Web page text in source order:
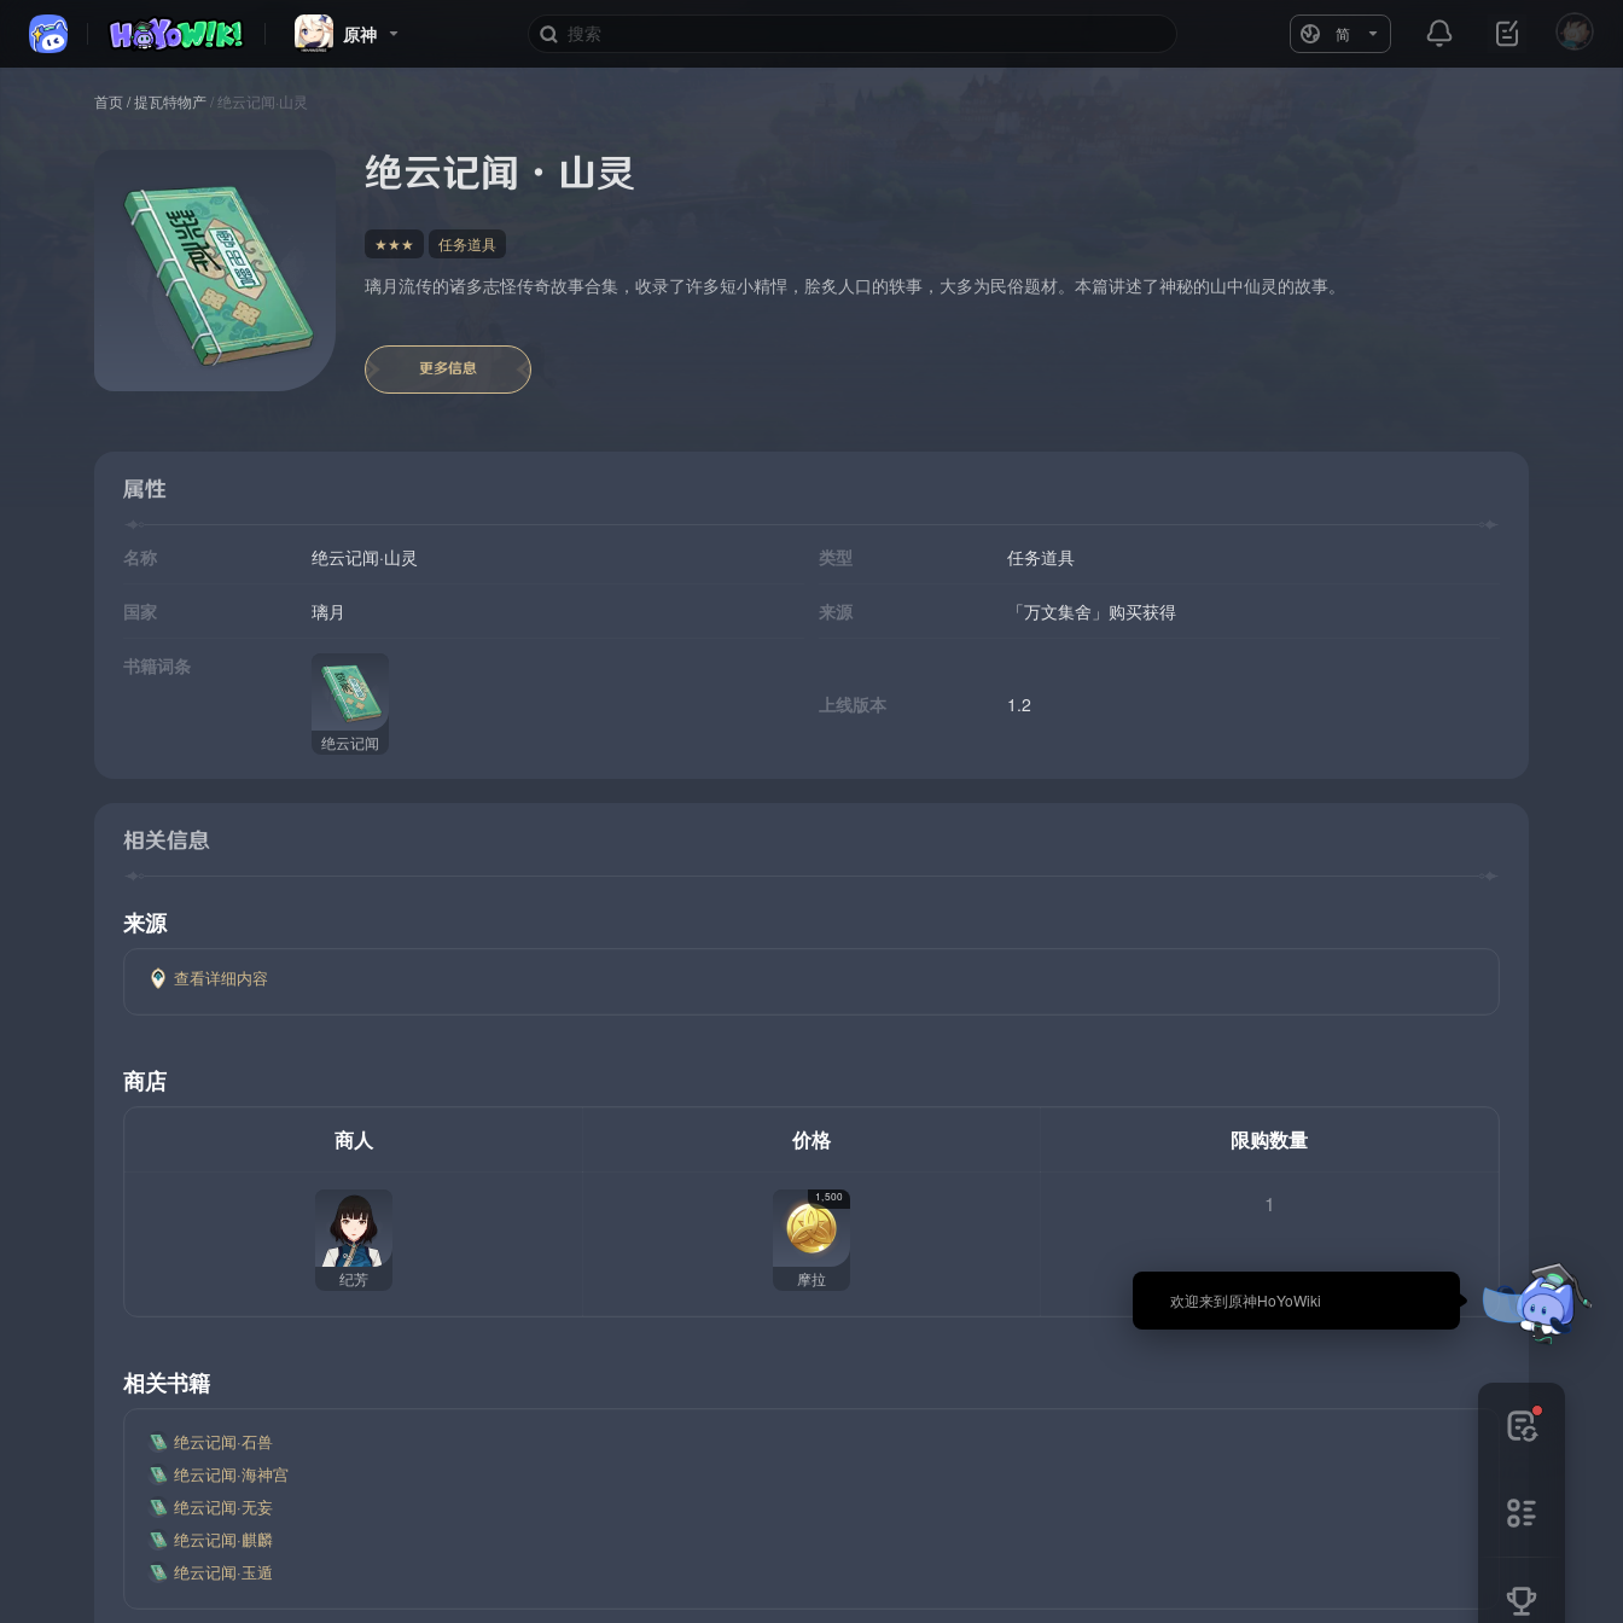
原神 简
🎉 欢迎来到原神HoYoWiki
首页/提瓦特物产/绝云记闻·山灵
绝云记闻·山灵
★★★ 任务道具
璃月流传的诸多志怪传奇故事合集，收录了许多短小精悍，脍炙人口的轶事，大多为民俗题材。本篇讲述了神秘的山中仙灵的故事。
更多信息
属性
名称 绝云记闻·山灵 类型 任务道具
国家 璃月 来源 「万文集舍」购买获得
书籍词条
绝云记闻
上线版本 1.2
相关信息
来源
查看详细内容
商店
商人 价格 限购数量
纪芳
1,500
摩拉
1
相关书籍
绝云记闻·石兽
绝云记闻·海神宫
绝云记闻·无妄
绝云记闻·麒麟
绝云记闻·玉遁